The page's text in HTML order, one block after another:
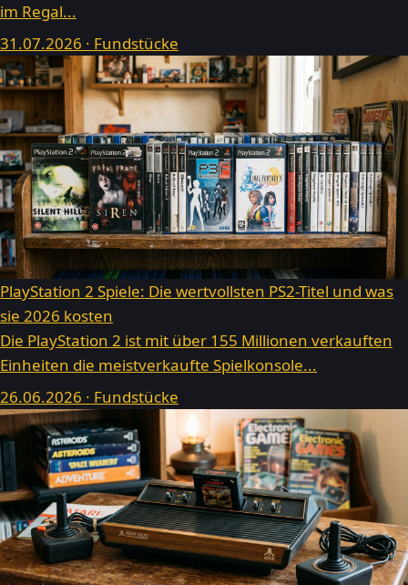
im Regal...
31.07.2026 · Fundstücke
PlayStation 2 Spiele: Die wertvollsten PS2-Titel und was
sie 2026 kosten
Die PlayStation 2 ist mit über 155 Millionen verkauften
Einheiten die meistverkaufte Spielkonsole...
26.06.2026 · Fundstücke